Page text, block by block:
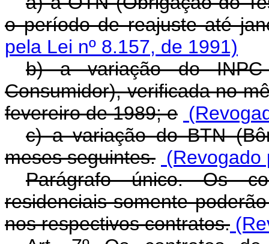
o período de reajuste até
pela Lei nº 8.157, de 1991)
b) a variação do
Consumidor), verificada no
fevereiro de 1989; e
c) a variação do BTN
meses seguintes. (Revogado
Parágrafo único. Os
residenciais somente
nos respectivos contratos.